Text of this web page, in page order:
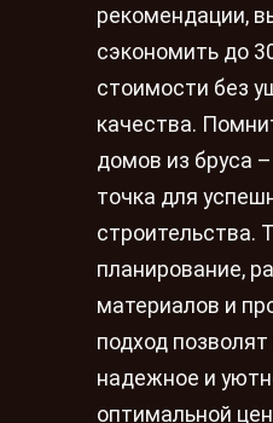
рекомендации,
сэкономить до
стоимости без
качества.
домов из бруса
точка для
строительства.
планирование,
материалов и
подход
надежное и
оптимальной